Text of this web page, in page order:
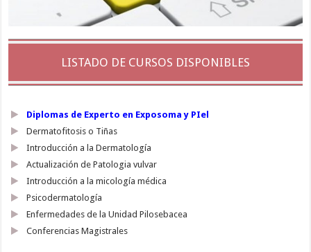
LISTADO DE CURSOS DISPONIBLES
Diplomas de Experto en Exposoma y PIel
Dermatofitosis o Tiñas
Introducción a la Dermatología
Actualización de Patologia vulvar
Introducción a la micología médica
Psicodermatología
Enfermedades de la Unidad Pilosebacea
Conferencias Magistrales